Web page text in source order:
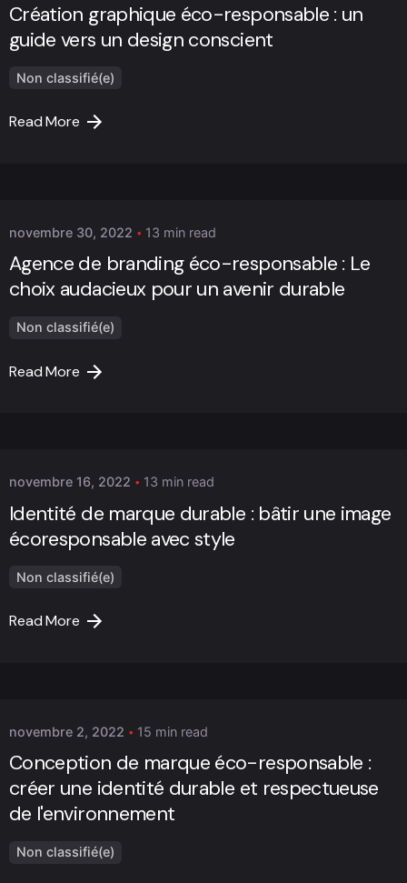
Création graphique éco-responsable : un
guide vers un design conscient
Non classifié(e)
Read More
novembre 30, 2022 13 min read
Agence de branding éco-responsable : Le
choix audacieux pour un avenir durable
Non classifié(e)
Read More
novembre 16, 2022 13 min read
Identité de marque durable : bâtir une image
écoresponsable avec style
Non classifié(e)
Read More
novembre 2, 2022 15 min read
Conception de marque éco-responsable :
créer une identité durable et respectueuse
de l'environnement
Non classifié(e)